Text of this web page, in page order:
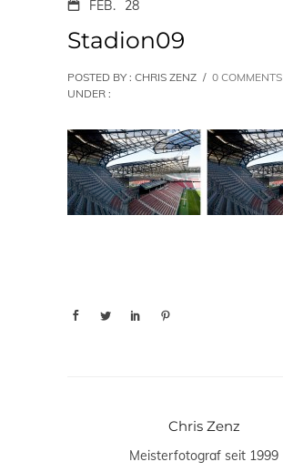
FEB. 28
Stadion09
POSTED BY : CHRIS ZENZ / 0 COMMENTS
UNDER :
Chris Zenz
Meisterfotograf seit 1999